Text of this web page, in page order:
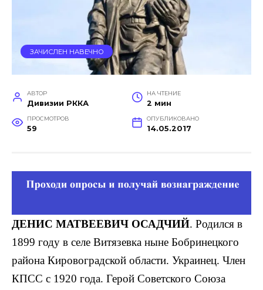
ЗАЧИСЛЕН НАВЕЧНО
АВТОР
Дивизии РККА
НА ЧТЕНИЕ
2 мин
ПРОСМОТРОВ
59
ОПУБЛИКОВАНО
14.05.2017
ДЕНИС МАТВЕЕВИЧ ОСАДЧИЙ. Родился в
1899 году в селе Витязевка ныне Бобринецкого
района Кировоградской области. Украинец. Член
КПСС с 1920 года. Герой Советского Союза